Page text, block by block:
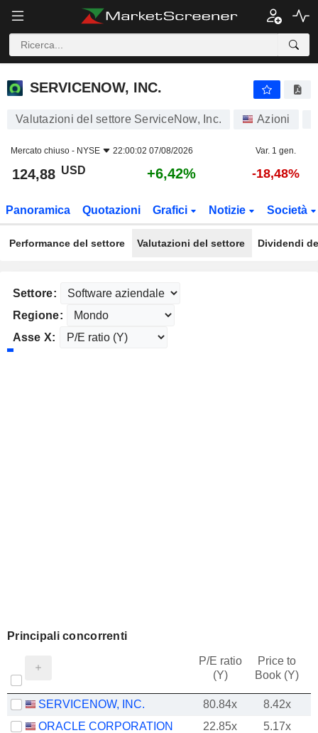
SERVICENOW, INC.
SERVICENOW, INC.
Valutazioni del settore ServiceNow, Inc. Azioni
Mercato chiuso - NYSE 22:00:02 07/08/2026 Var. 1 gen.
124,88 USD +6,42% -18,48%
Panoramica Quotazioni Grafici Notizie Società
Performance del settore Valutazioni del settore Dividendi
Settore:
Regione:
Asse X:
Principali concorrenti
P/E ratio
(Y)
Price to
Book (Y)
SERVICENOW, INC. 80.84x 8.42x
ORACLE CORPORATION
22.85x
5.17x